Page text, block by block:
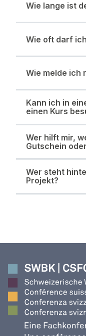
Wie lange ist
Wie oft darf
Wie melde ich
Kann ich in
einen Kurs
Wer hilft mir,
Gutschein
Wer steht
Projekt?